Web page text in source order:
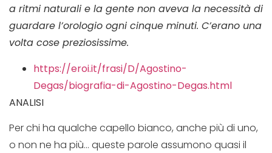
a ritmi naturali e la gente non aveva la necessità di
guardare l’orologio ogni cinque minuti. C’erano una
volta cose preziosissime.
https://eroi.it/frasi/D/Agostino-
Degas/biografia-di-Agostino-Degas.html
ANALISI
Per chi ha qualche capello bianco, anche più di uno,
o non ne ha più… queste parole assumono quasi il